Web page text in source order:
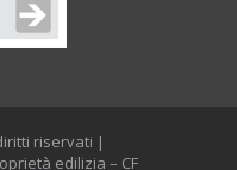
riservati |
edilizia – CF